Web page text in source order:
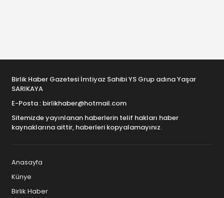
Birlik Haber Gazetesi İmtiyaz Sahibi YS Grup adına Yaşar
SARIKAYA
E-Posta : birlikhaber@hotmail.com
Sitemizde yayınlanan haberlerin telif hakları haber
kaynaklarına aittir, haberleri kopyalamayınız.
Anasayfa
Künye
Birlik Haber